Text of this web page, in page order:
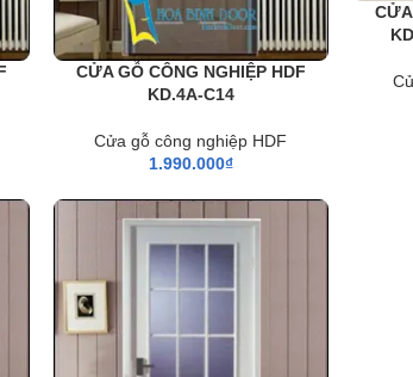
CỬA GỖ CÔNG NGHIỆP HDF
KD.4A-C14
Cửa gỗ công nghiệp HDF
1.990.000₫